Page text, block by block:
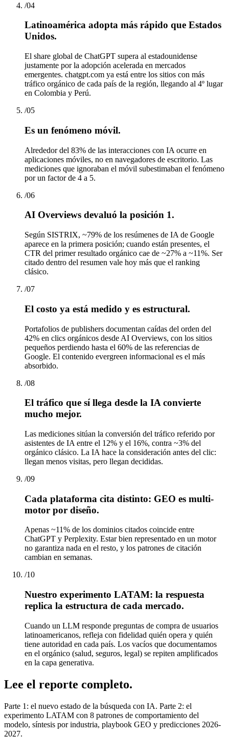
/04
Latinoamérica adopta más rápido que Estados
Unidos.
El share global de ChatGPT supera al estadounidense
justamente por la adopción acelerada en mercados
emergentes. chatgpt.com ya está entre los sitios con más
tráfico orgánico de cada país de la región, llegando al 4º lugar
en Colombia y Perú.
/05
Es un fenómeno móvil.
Alrededor del 83% de las interacciones con IA ocurre en
aplicaciones móviles, no en navegadores de escritorio. Las
mediciones que ignoraban el móvil subestimaban el fenómeno
por un factor de 4 a 5.
/06
AI Overviews devaluó la posición 1.
Según SISTRIX, ~79% de los resúmenes de IA de Google
aparece en la primera posición; cuando están presentes, el
CTR del primer resultado orgánico cae de ~27% a ~11%. Ser
citado dentro del resumen vale hoy más que el ranking
clásico.
/07
El costo ya está medido y es estructural.
Portafolios de publishers documentan caídas del orden del
42% en clics orgánicos desde AI Overviews, con los sitios
pequeños perdiendo hasta el 60% de las referencias de
Google. El contenido evergreen informacional es el más
absorbido.
/08
El tráfico que sí llega desde la IA convierte
mucho mejor.
Las mediciones sitúan la conversión del tráfico referido por
asistentes de IA entre el 12% y el 16%, contra ~3% del
orgánico clásico. La IA hace la consideración antes del clic:
llegan menos visitas, pero llegan decididas.
/09
Cada plataforma cita distinto: GEO es multi-
motor por diseño.
Apenas ~11% de los dominios citados coincide entre
ChatGPT y Perplexity. Estar bien representado en un motor
no garantiza nada en el resto, y los patrones de citación
cambian en semanas.
/10
Nuestro experimento LATAM: la respuesta
replica la estructura de cada mercado.
Cuando un LLM responde preguntas de compra de usuarios
latinoamericanos, refleja con fidelidad quién opera y quién
tiene autoridad en cada país. Los vacíos que documentamos
en el orgánico (salud, seguros, legal) se repiten amplificados
en la capa generativa.
Lee el reporte completo.
Parte 1: el nuevo estado de la búsqueda con IA. Parte 2: el
experimento LATAM con 8 patrones de comportamiento del
modelo, síntesis por industria, playbook GEO y predicciones 2026-
2027.